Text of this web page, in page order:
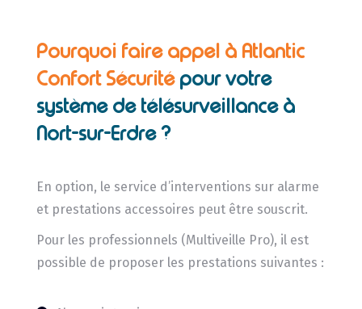
Pourquoi faire appel à Atlantic
Confort Sécurité pour votre
système de télésurveillance à
Nort-sur-Erdre ?
En option, le service d’interventions sur alarme
et prestations accessoires peut être souscrit.
Pour les professionnels (Multiveille Pro), il est
possible de proposer les prestations suivantes :